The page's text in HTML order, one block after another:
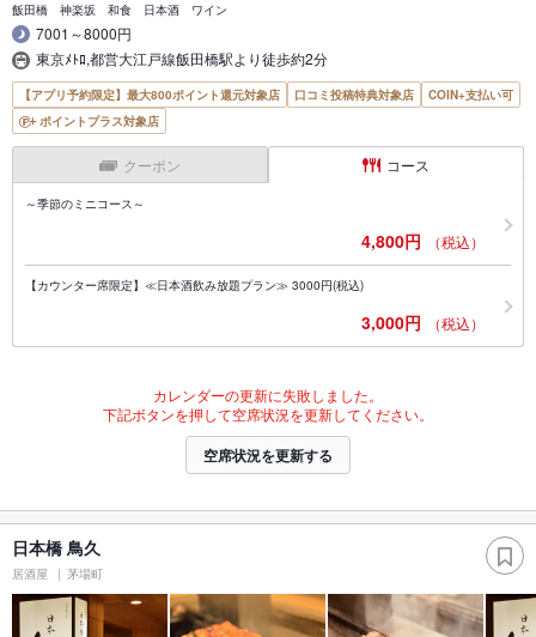
飯田橋 神楽坂 和食 日本酒 ワイン
7001～8000円
東京ﾒﾄﾛ,都営大江戸線飯田橋駅より徒歩約2分
【アプリ予約限定】最大800ポイント還元対象店 口コミ投稿特典対象店
COIN+支払い可
ポイントプラス対象店
クーポン コース
～季節のミニコース～
4,800円 （税込）
【カウンター席限定】≪日本酒飲み放題プラン≫ 3000円(税込)
3,000円 （税込）
カレンダーの更新に失敗しました。
下記ボタンを押して空席状況を更新してください。
空席状況を更新する
日本橋 鳥久
居酒屋 茅場町